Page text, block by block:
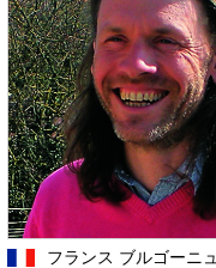
フランス ブルゴーニュ